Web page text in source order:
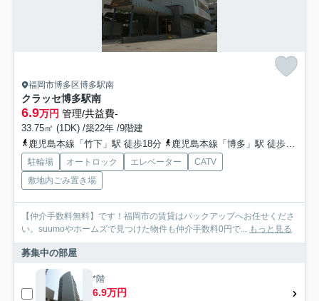
福岡市博多区博多駅南
クラッセ博多駅南
6.9万円 管理/共益費-
33.75㎡ (1DK) /築22年 /9階建
鹿児島本線「竹下」駅 徒歩18分
鹿児島本線「博多」駅 徒歩19分
駐輪場 オートロック エレベーター
CATV
敷地内ごみ置き場
【仲介手数料無料】です！福岡市の賃貸はバックアップへお任せくださ
い。suumoやホームズで見つけた物件も仲介手数料0円で... もっと見る
募集中の部屋
*階
6.9万円